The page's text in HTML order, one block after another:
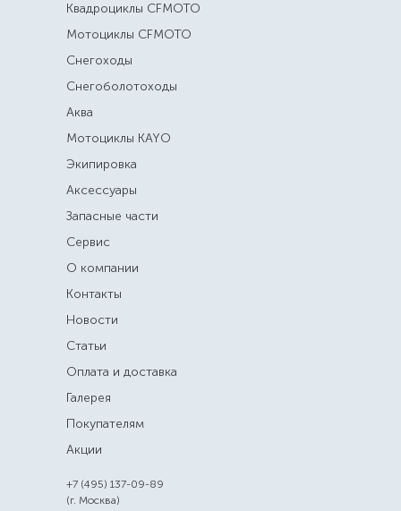
Квадроциклы CFMOTO
Мотоциклы CFMOTO
Снегоходы
Снегоболотоходы
Аква
Мотоциклы KAYO
Экипировка
Аксессуары
Запасные части
Сервис
О компании
Контакты
Новости
Статьи
Оплата и доставка
Галерея
Покупателям
Акции
+7 (495) 137-09-89
(г. Москва)